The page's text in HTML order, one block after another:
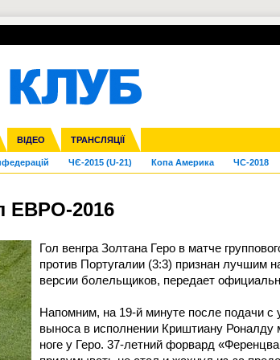
ВІДЕО ТРАНСЛЯЦІЇ
ліга Кубок України Молодіжка
Ліга націй Ліга конференцій
Франція Інші
ЧЄ-2015 (U-21) Копа Америка ЧС-2018
УПЛ-ПЕРЕХОДИ
ЕВРО-2016
Гол венгра Золтана Геро в матче
против Португалии (3:3) признан лучшим
версии болельщиков, передает
Напомним, на 19-й минуте после подачи с
выноса в исполнении Криштиану Роналду
ноге у Геро. 37-летний форвард